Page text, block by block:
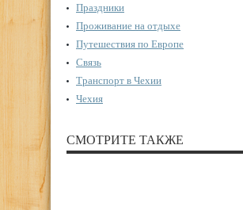
Праздники
Проживание на отдыхе
Путешествия по Европе
Связь
Транспорт в Чехии
Чехия
СМОТРИТЕ ТАКЖЕ